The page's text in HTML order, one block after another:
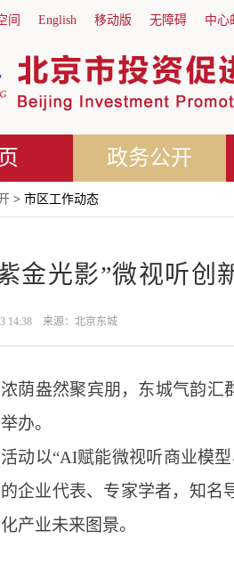
间 English 移动版 无障碍 中心
政务公开
> 市区工作动态
金光影”微视听创
14:38 来源：北京东城
浓荫盎然聚宾朋，东城气韵汇
举办。
活动以“AI赋能微视听商业模
的企业代表、专家学者，知名
化产业未来图景。